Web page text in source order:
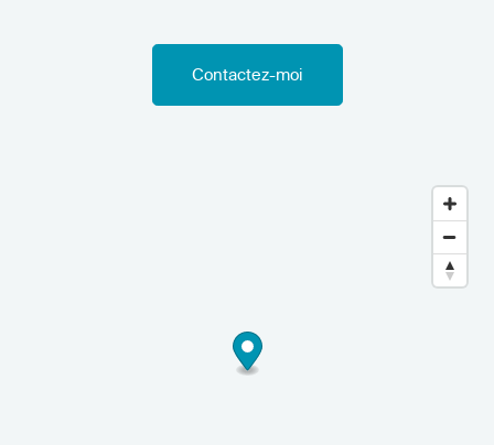
Contactez-moi